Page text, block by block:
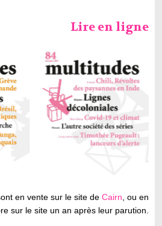
Lire en ligne
en vente sur le site deCairn, ou en
sur le site un an après leur parution.